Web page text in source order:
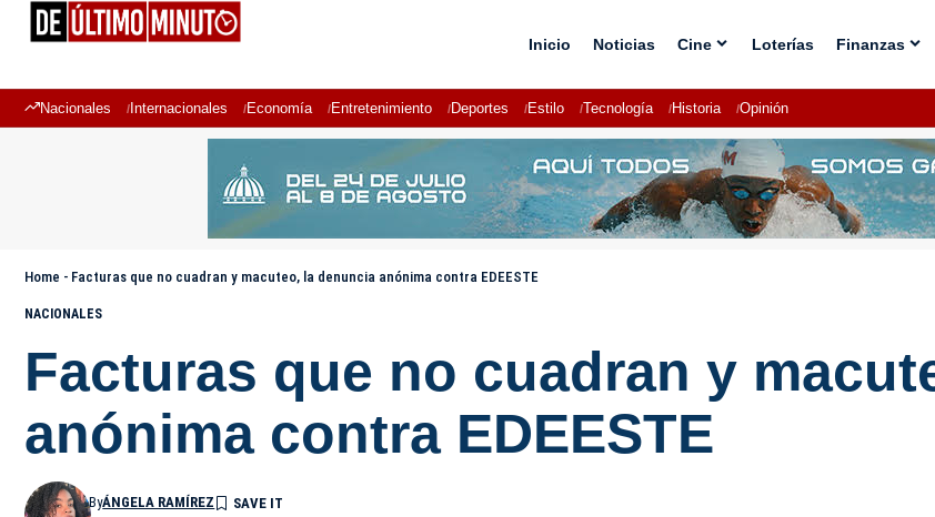
Inicio Noticias Cine Loterías Finanzas
Nacionales Internacionales Economía Entretenimiento Deportes Estilo Tecnología Historia Opinión
Home - Facturas que no cuadran y macuteo, la denuncia anónima contra EDEESTE
NACIONALES
Facturas que no cuadran y
anónima contra EDEESTE
ByÁNGELA RAMÍREZ